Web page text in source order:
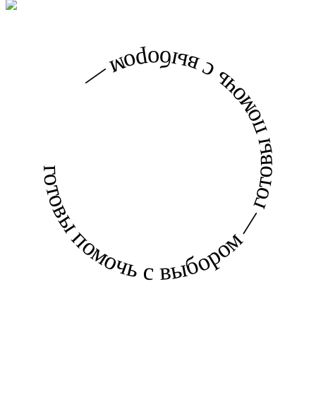
готовы помочь с выбором — готовы помочь с выбором —